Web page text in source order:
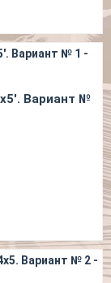
Вариант №